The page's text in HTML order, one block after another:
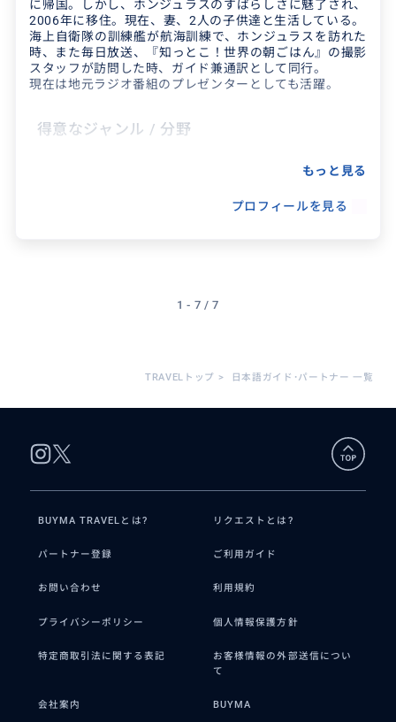
ウユニ塩湖の帰りに一泊されるラパスで何もせずに過ごす
のはもったいないの一言。住んでいる者にしか知らないラ
パスをご堪能ください。
なお今年は、2026年9日〜27年1月中までは私が所属する
グループ「アナタボリビア」、「3人アンデス」の日本公
#秋元ツアー #秋元広行 #ラパス #ボリビア #ガイ
ラパス市の全て。 当然ながらウユニ塩湖もで
パス観光
に関する興味深い説明があり、その後はタクシー
でラパス市内へ戻りました。そこからロープウェ
イを乗り継ぎなが...
に帰国。しかし、ホンジュラスのすばらしさに魅了され、
2006年に移住。現在、妻、2人の子供達と生活している。
海上自衛隊の訓練艦が航海訓練で、ホンジュラスを訪れた
時、また毎日放送、『知っとこ！世界の朝ごはん』の撮影
スタッフが訪問した時、ガイド兼通訳として同行。
現在は地元ラジオ番組のプレゼンターとしても活躍。
得意なジャンル / 分野
サッカー一部リーグのレアル ソシエダのサポー
もっと見る
プロフィールを見る
1 - 7 / 7
TRAVELトップ > 日本語ガイド･パートナー 一覧
BUYMA TRAVELとは? リクエストとは?
パートナー登録 ご利用ガイド
お問い合わせ 利用規約
プライバシーポリシー 個人情報保護方針
特定商取引法に関する表記
お客様情報の外部送信につい
て
会社案内 BUYMA